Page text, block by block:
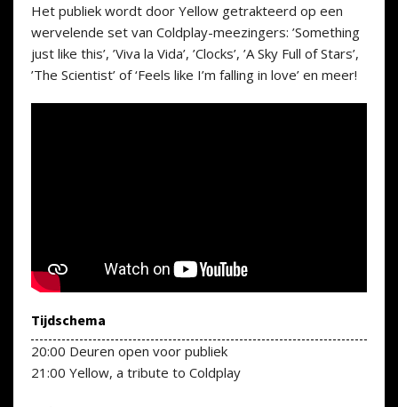
Het publiek wordt door Yellow getrakteerd op een
wervelende set van Coldplay-meezingers: ’Something
just like this’, ’Viva la Vida’, ’Clocks’, ’A Sky Full of Stars’,
’The Scientist’ of ‘Feels like I’m falling in love’ en meer!
Tijdschema
20:00 Deuren open voor publiek
21:00 Yellow, a tribute to Coldplay